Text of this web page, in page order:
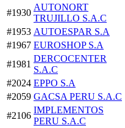
#1930
AUTONORT
TRUJILLO S.A.C
#1953 AUTOESPAR S.A
#1967 EUROSHOP S.A
#1981
DERCOCENTER
S.A.C
#2024 EPPO S.A
#2059 GACSA PERU S.A.C
#2106
IMPLEMENTOS
PERU S.A.C